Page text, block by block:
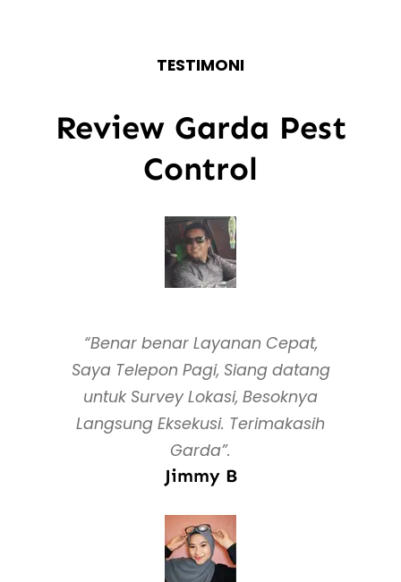
TESTIMONI
Review Garda Pest
Control
“Benar benar Layanan Cepat,
Saya Telepon Pagi, Siang datang
untuk Survey Lokasi, Besoknya
Langsung Eksekusi. Terimakasih
Garda”.
Jimmy B